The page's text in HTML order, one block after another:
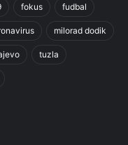
fokus fudbal
milorad dodik
tuzla